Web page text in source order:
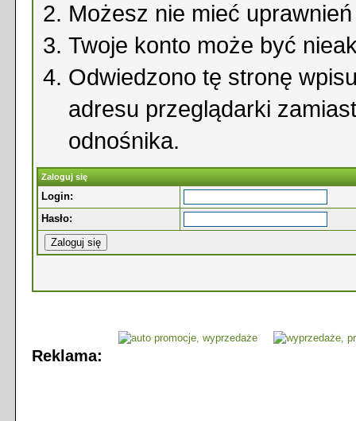
Możesz nie mieć
Twoje konto może być
Odwiedzono tę stronę
adresu przeglądarki
odnośnika.
Zaloguj się
Login:
Hasło:
Reklama: